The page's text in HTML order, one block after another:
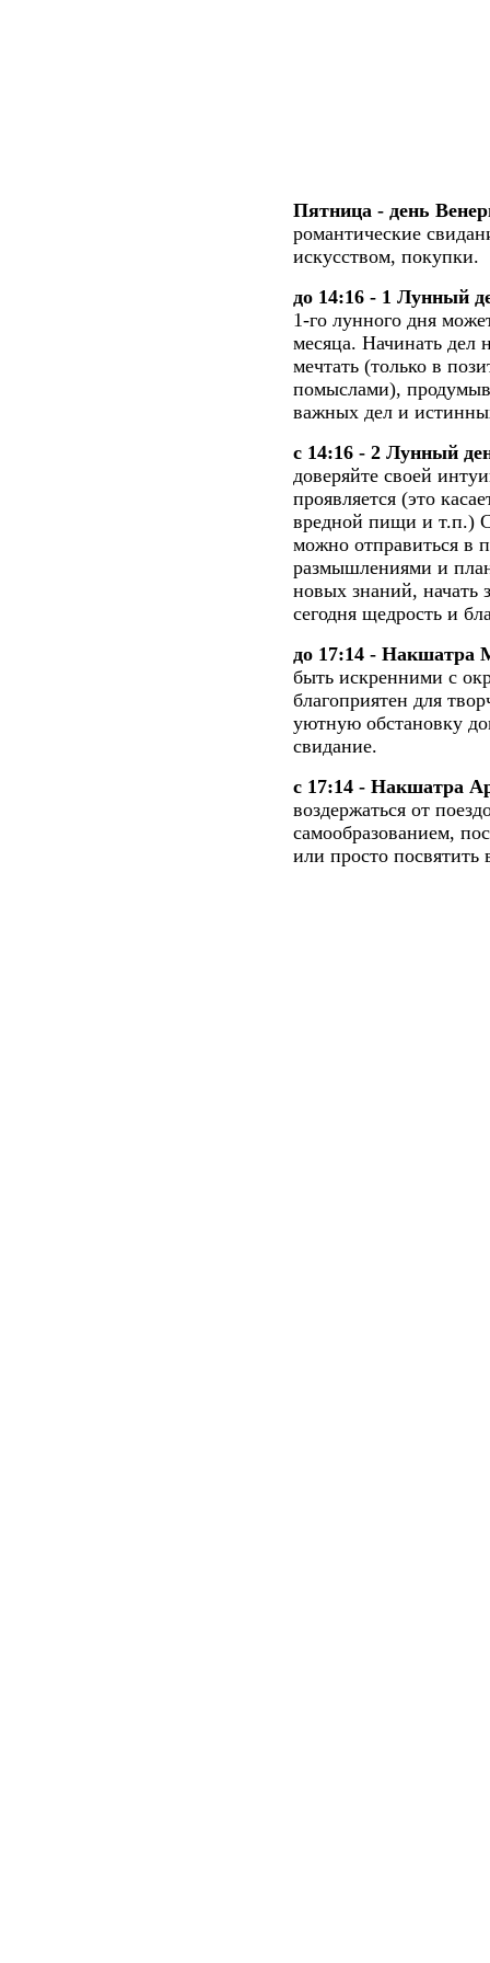
Пятница - день
романтические
искусством, покупки.
до 14:16 - 1 Лунный
1-го лунного дня
месяца. Начинать дел
мечтать (только в
помыслами),
важных дел и
с 14:16 - 2 Лунный
доверяйте своей
проявляется (это
вредной пищи и т.п.)
можно отправиться в
размышлениями и
новых знаний, начать
сегодня щедрость и
до 17:14 - Накшатра
быть искренними с
благоприятен для
уютную обстановку
свидание.
с 17:14 - Накшатра
воздержаться от
самообразованием,
или просто